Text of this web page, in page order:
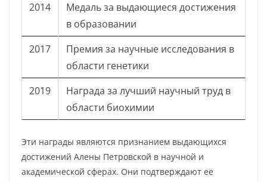
2014
Медаль за выдающиеся достижения
в образовании
2017
Премия за научные исследования в
области генетики
2019
Награда за лучший научный труд в
области биохимии
Эти награды являются признанием выдающихся
достижений Алены Петровской в научной и
академической сферах. Они подтверждают ее